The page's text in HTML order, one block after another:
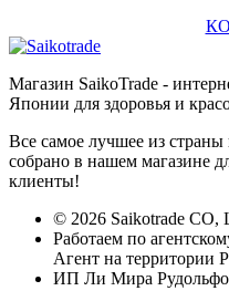
Магазин SaikoTrade -
Японии для здоровья и
Все самое лучшее из страны
собрано в нашем магазине
клиенты!
© 2026 Saikotrade CO,
Работаем по
Агент на территории
ИП Ли Мира